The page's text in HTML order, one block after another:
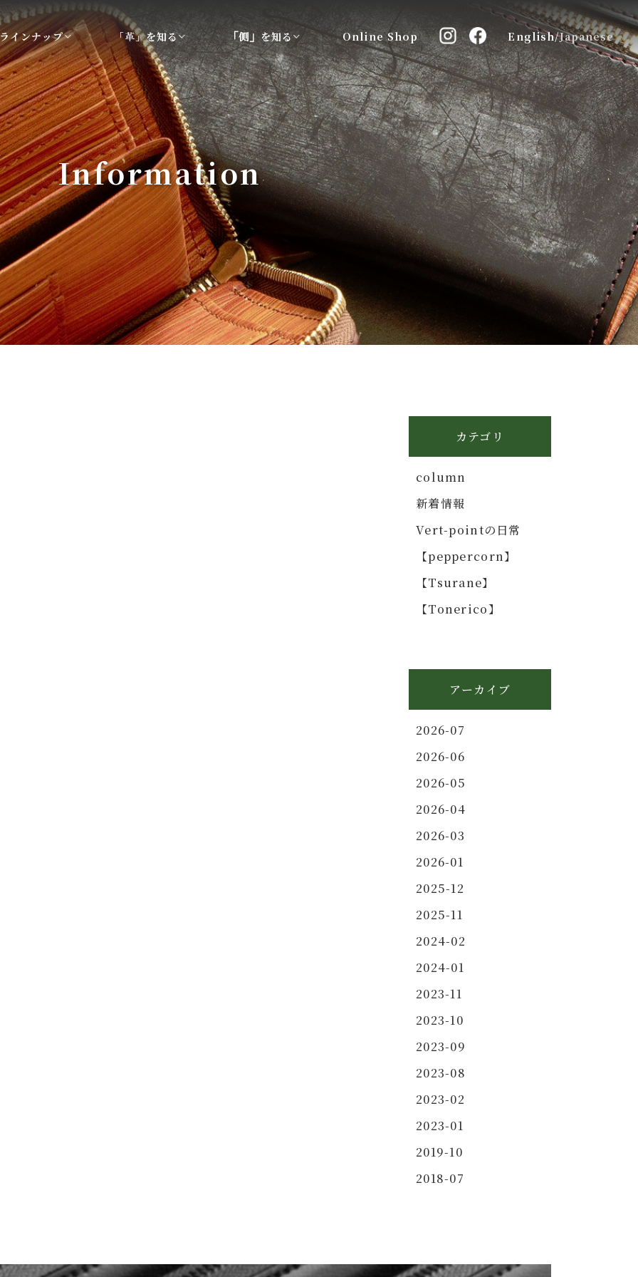
インナップ 「革」を知る 「側」を知る Online Shop English/Japanese
Information
カテゴリ
column
新着情報
Vert-pointの日常
【peppercorn】
【Tsurane】
【Tonerico】
アーカイブ
2026-07
2026-06
2026-05
2026-04
2026-03
2026-01
2025-12
2025-11
2024-02
2024-01
2023-11
2023-10
2023-09
2023-08
2023-02
2023-01
2019-10
2018-07